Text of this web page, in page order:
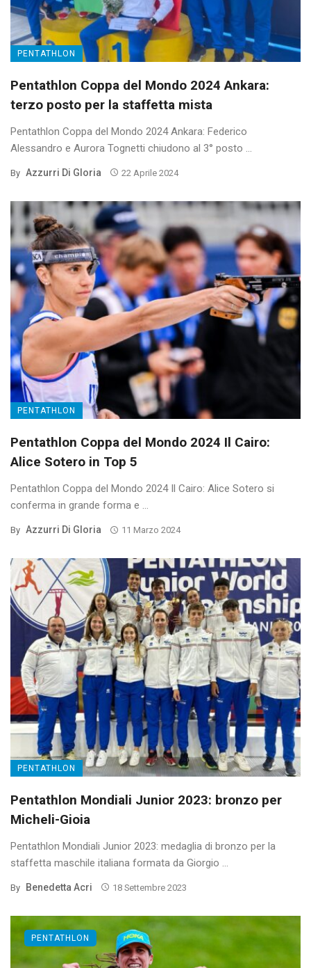
PENTATHLON
Pentathlon Coppa del Mondo 2024 Ankara:
terzo posto per la staffetta mista
Pentathlon Coppa del Mondo 2024 Ankara: Federico
Alessandro e Aurora Tognetti chiudono al 3° posto ...
By Azzurri Di Gloria 22 Aprile 2024
PENTATHLON
Pentathlon Coppa del Mondo 2024 Il Cairo:
Alice Sotero in Top 5
Pentathlon Coppa del Mondo 2024 Il Cairo: Alice Sotero si
conferma in grande forma e ...
By Azzurri Di Gloria 11 Marzo 2024
PENTATHLON
Pentathlon Mondiali Junior 2023: bronzo per
Micheli-Gioia
Pentathlon Mondiali Junior 2023: medaglia di bronzo per la
staffetta maschile italiana formata da Giorgio ...
By Benedetta Acri 18 Settembre 2023
PENTATHLON